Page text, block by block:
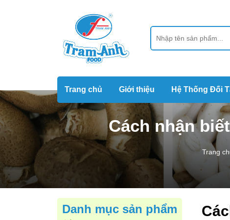
Trang chủ Giới thiệu Hệ Thống Đối
Cách nhận
Trang
Danh mục sản phẩm